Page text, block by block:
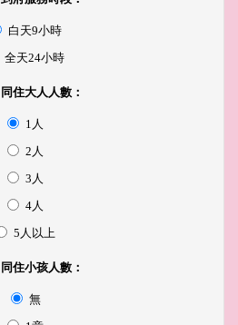
白天9小時
全天24小時
同住大人人數：
1人
2人
3人
4人
5人以上
同住小孩人數：
無